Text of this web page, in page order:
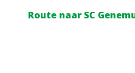
Route naar SC